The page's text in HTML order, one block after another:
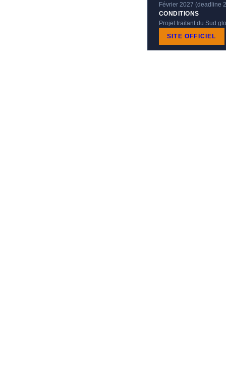
Février 2027 (deadline
CONDITIONS
Projet traitant du Sud
SITE OFFICIEL